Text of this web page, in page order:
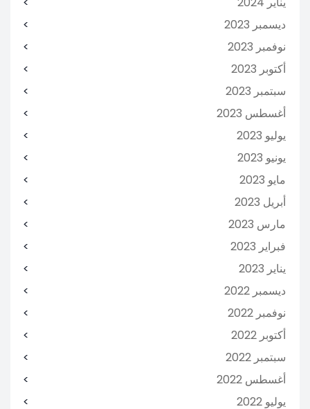
ديسمبر 2023
نوفمبر 2023
أكتوبر 2023
سبتمبر 2023
أغسطس 2023
يوليو 2023
يونيو 2023
مايو 2023
أبريل 2023
مارس 2023
فبراير 2023
يناير 2023
ديسمبر 2022
نوفمبر 2022
أكتوبر 2022
سبتمبر 2022
أغسطس 2022
يوليو 2022